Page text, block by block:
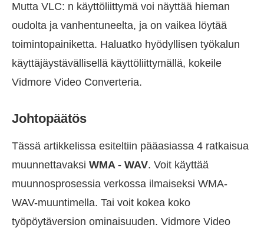
Mutta VLC: n käyttöliittymä voi näyttää hieman
oudolta ja vanhentuneelta, ja on vaikea löytää
toimintopainiketta. Haluatko hyödyllisen työkalun
käyttäjäystävällisellä käyttöliittymällä, kokeile
Vidmore Video Converteria.
Johtopäätös
Tässä artikkelissa esiteltiin pääasiassa 4 ratkaisua
muunnettavaksi WMA - WAV. Voit käyttää
muunnosprosessia verkossa ilmaiseksi WMA-
WAV-muuntimella. Tai voit kokea koko
työpöytäversion ominaisuuden. Vidmore Video